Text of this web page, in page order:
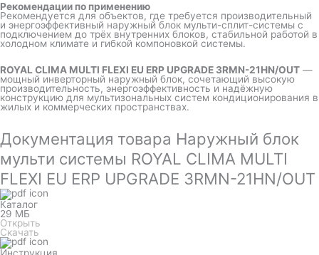
Рекомендации по применению
Рекомендуется для объектов, где требуется производительный
и энергоэффективный наружный блок мульти-сплит-системы с
подключением до трёх внутренних блоков, стабильной работой в
холодном климате и гибкой компоновкой системы.
ROYAL CLIMA MULTI FLEXI EU ERP UPGRADE 3RMN-21HN/OUT —
мощный инверторный наружный блок, сочетающий высокую
производительность, энергоэффективность и надёжную
конструкцию для мультизональных систем кондиционирования в
жилых и коммерческих пространствах.
Документация товара Наружный блок
мульти системы ROYAL CLIMA MULTI
FLEXI EU ERP UPGRADE 3RMN-21HN/OUT
Каталог
29 МБ
Открыть
Скачать